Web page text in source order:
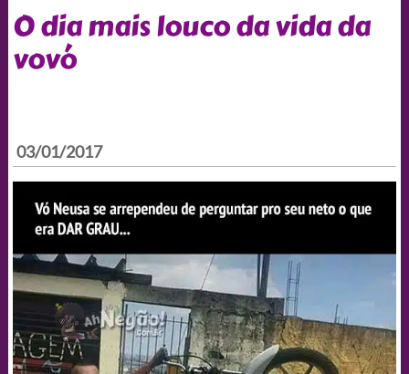
O dia mais louco da vida da
vovó
03/01/2017